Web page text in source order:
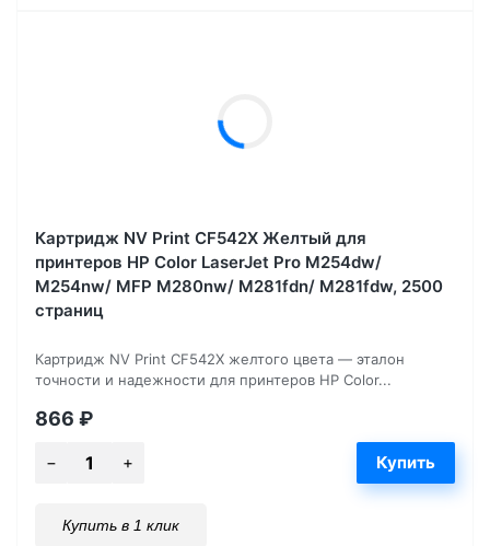
Картридж NV Print CF542X Желтый для
принтеров HP Color LaserJet Pro M254dw/
M254nw/ MFP M280nw/ M281fdn/ M281fdw, 2500
страниц
Картридж NV Print CF542X желтого цвета — эталон
точности и надежности для принтеров HP Color...
866 ₽
Купить в 1 клик